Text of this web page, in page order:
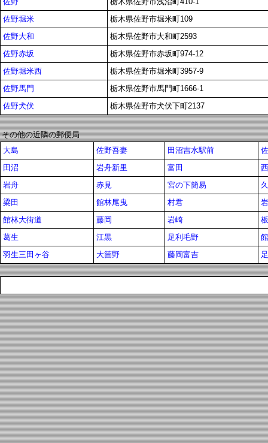
佐野堀米
栃木県佐野市堀米町109
佐野大和
栃木県佐野市大和町2593
佐野赤坂
栃木県佐野市赤坂町974-12
佐野堀米西
栃木県佐野市堀米町3957-9
佐野馬門
栃木県佐野市馬門町1666-1
佐野犬伏
栃木県佐野市犬伏下町2137
その他の近隣の郵便局
大島
佐野吾妻 田沼吉水駅前
田沼
岩舟新里 富田
岩舟
赤見 宮の下簡易
梁田
館林尾曳 村君
館林大街道
藤岡 岩崎
葛生
江黒 足利毛野
羽生三田ヶ谷
大箇野 藤岡富吉